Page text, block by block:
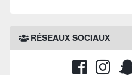
RÉSEAUX SOCIAUX